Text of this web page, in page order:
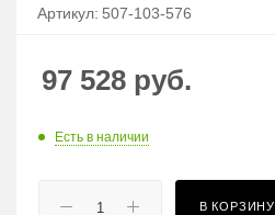
Артикул: 507-103-576
97 528 руб.
Есть в наличии
В КОРЗИНУ